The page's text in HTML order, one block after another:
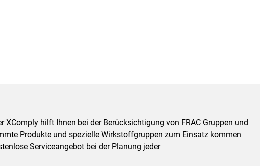
XComply hilft Ihnen bei der Berücksichtigung von FRAC Gruppen und
Produkte und spezielle Wirkstoffgruppen zum Einsatz kommen
Serviceangebot bei der Planung jeder